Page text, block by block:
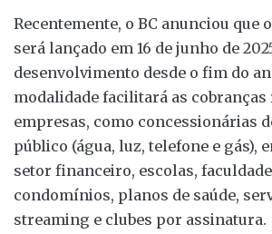
Recentemente, o BC anunciou que
será lançado em 16 de junho de
desenvolvimento desde o fim do
modalidade facilitará as
empresas, como concessionárias
público (água, luz, telefone e gás),
setor financeiro, escolas,
condomínios, planos de saúde,
streaming e clubes por assinatura.